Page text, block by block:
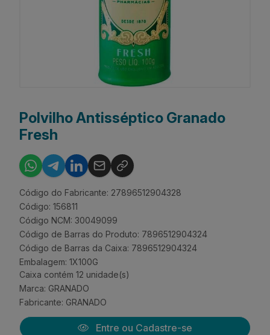
Polvilho Antisséptico Granado
Fresh
Código do Fabricante: 27896512904328
Código: 156811
Código NCM: 30049099
Código de Barras do Produto: 7896512904324
Código de Barras da Caixa: 7896512904324
Embalagem: 1X100G
Caixa contém 12 unidade(s)
Marca: GRANADO
Fabricante: GRANADO
Entre ou Cadastre-se